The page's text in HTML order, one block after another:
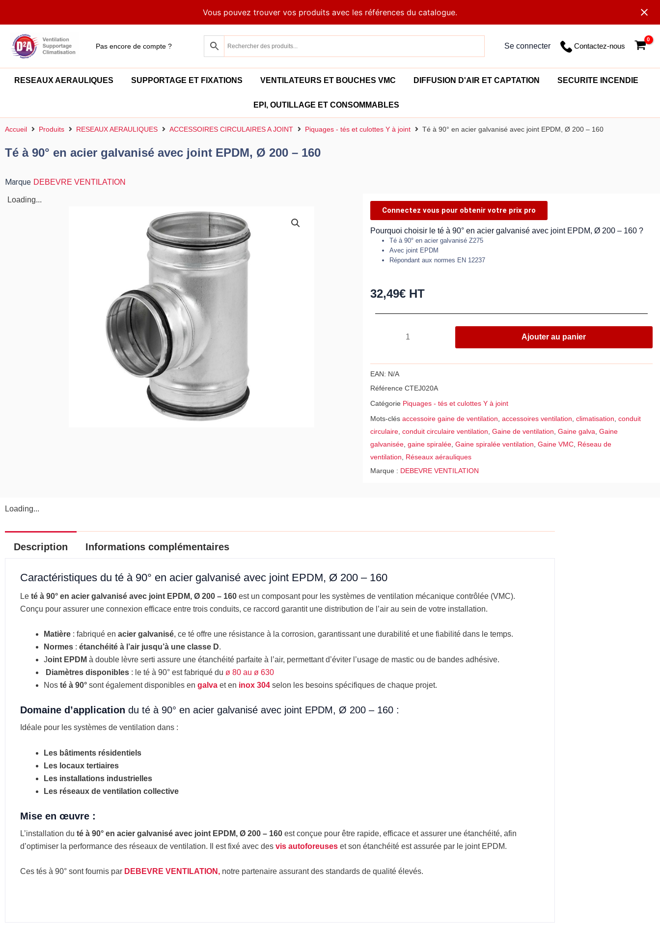
Vous pouvez trouver vos produits avec les références du catalogue.
Pas encore de compte ? Se connecter Contactez-nous
RESEAUX AERAULIQUES SUPPORTAGE ET FIXATIONS VENTILATEURS ET BOUCHES VMC DIFFUSION D'AIR ET CAPTATION SECURITE INCENDIE
EPI, OUTILLAGE ET CONSOMMABLES
Accueil Produits RESEAUX AERAULIQUES ACCESSOIRES CIRCULAIRES A JOINT Piquages - tés et culottes Y à joint Té à 90° en acier galvanisé avec joint EPDM, Ø 200 – 160
Té à 90° en acier galvanisé avec joint EPDM, Ø 200 – 160
Marque DEBEVRE VENTILATION
Loading...
Connectez vous pour obtenir votre prix pro
Pourquoi choisir le té à 90° en acier galvanisé avec joint EPDM, Ø 200 – 160 ?
Té à 90° en acier galvanisé Z275
Avec joint EPDM
Répondant aux normes EN 12237
32,49€ HT
à
acier
galvanisé
avec
joint
EPDM,
Ø
Ajouter au panier
EAN: N/A
RéférenceCTEJ020A
Catégorie Piquages - tés et culottes Y à joint
Mots-clés accessoire gaine de ventilation ,accessoires ventilation ,climatisation ,conduit
circulaire ,conduit circulaire ventilation ,Gaine de ventilation ,Gaine galva ,Gaine
galvanisée ,gaine spiralée ,Gaine spiralée ventilation ,Gaine VMC Réseau de
ventilation
Réseaux aérauliques
Marque : DEBEVRE VENTILATION
Loading...
Description Informations complémentaires
Caractéristiques du té à 90° en acier galvanisé avec joint EPDM, Ø 200 – 160
Le té à 90° en acier galvanisé avec joint EPDM, Ø 200 – 160 est un composant pour les systèmes de ventilation mécanique contrôlée (VMC).
Conçu pour assurer une connexion efficace entre trois conduits, ce raccord garantit une distribution de l’air au sein de votre installation.
Matière : fabriqué en acier galvanisé, ce té offre une résistance à la corrosion, garantissant une durabilité et une fiabilité dans le temps.
Normes : étanchéité à l’air jusqu’à une classe D.
Joint EPDM à double lèvre serti assure une étanchéité parfaite à l’air, permettant d’éviter l’usage de mastic ou de bandes adhésive.
Diamètres disponibles : le té à 90° est fabriqué du ø 80 au ø 630
Nos té à 90° sont également disponibles en galva et en inox 304 selon les besoins spécifiques de chaque projet.
Domaine d’application du té à 90° en acier galvanisé avec joint EPDM, Ø 200 – 160 :
Idéale pour les systèmes de ventilation dans :
Les bâtiments résidentiels
Les locaux tertiaires
Les installations industrielles
Les réseaux de ventilation collective
Mise en œuvre :
L’installation du té à 90° en acier galvanisé avec joint EPDM, Ø 200 – 160 est conçue pour être rapide, efficace et assurer une étanchéité, afin
d’optimiser la performance des réseaux de ventilation. Il est fixé avec des vis autoforeuses et son étanchéité est assurée par le joint EPDM.
Ces tés à 90° sont fournis par DEBEVRE VENTILATION, notre partenaire assurant des standards de qualité élevés.